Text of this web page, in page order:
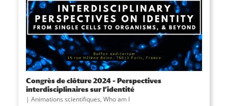
Congrès de clôture 2024 – Perspectives
interdisciplinaires sur l’identité
| Animations scientifiques, Who am I